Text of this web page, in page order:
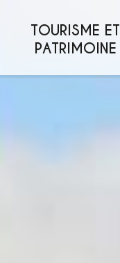
TOURISME ET
PATRIMOINE